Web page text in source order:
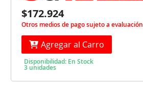
$172.924
Otros medios de pago sujeto a evaluación
Agregar al Carro
Disponibilidad: En Stock
3 unidades